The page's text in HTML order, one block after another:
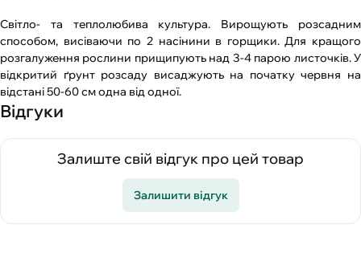
Світло- та теплолюбива культура. Вирощують розсадним
способом, висіваючи по 2 насінини в горщики. Для кращого
розгалуження рослини прищипують над 3-4 парою листочків. У
відкритий ґрунт розсаду висаджують на початку червня на
відстані 50-60 см одна від одної.
Відгуки
Залиште свій відгук про цей товар
Залишити відгук